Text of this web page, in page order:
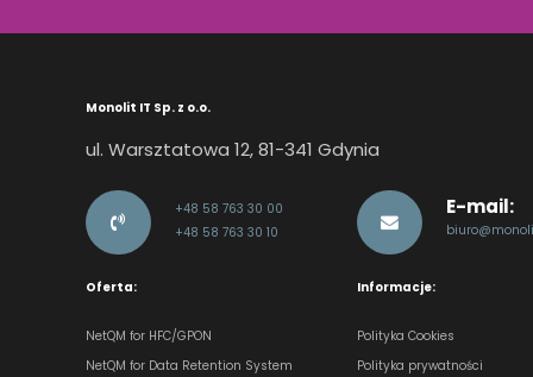
Monolit IT Sp. z o.o.
ul. Warsztatowa 12, 81-341 Gdynia
+48 58 763 30 00
+48 58 763 30 10
E-mail:
Oferta:
NetQM for HFC/GPON
NetQM for Data Retention System
Informacje:
Polityka Cookies
Polityka prywatności